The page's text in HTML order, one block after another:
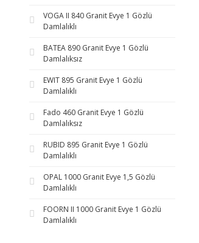
VOGA II 840 Granit Evye 1 Gözlü
Damlalıklı
BATEA 890 Granit Evye 1 Gözlü
Damlalıksız
EWIT 895 Granit Evye 1 Gözlü
Damlalıklı
Fado 460 Granit Evye 1 Gözlü
Damlalıksız
RUBID 895 Granit Evye 1 Gözlü
Damlalıklı
OPAL 1000 Granit Evye 1,5 Gözlü
Damlalıklı
FOORN II 1000 Granit Evye 1 Gözlü
Damlalıklı